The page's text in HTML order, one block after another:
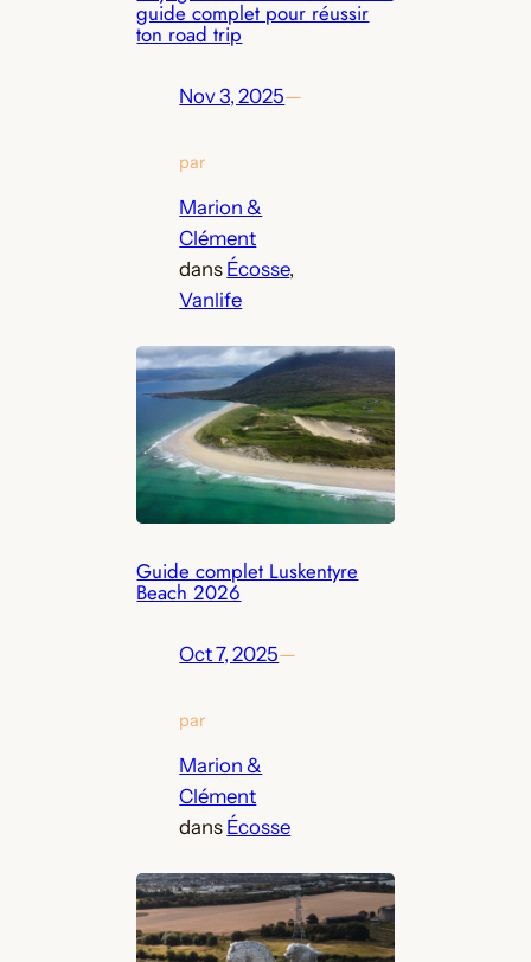
guide complet pour réussir
ton road trip
Nov 3, 2025—
par
Marion &
Clément
dans Écosse
Vanlife
Guide complet Luskentyre
Beach 2026
Oct 7, 2025—
par
Marion &
Clément
dans Écosse